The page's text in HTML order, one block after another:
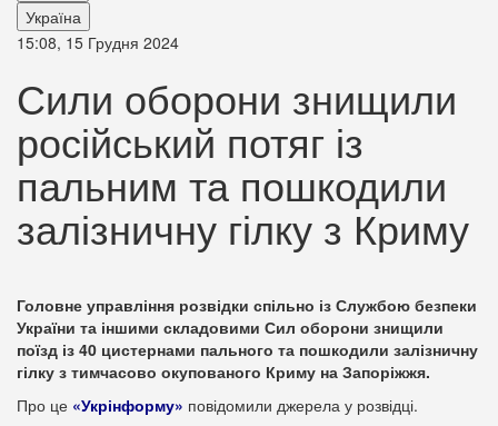
Україна
15:08, 15 Грудня 2024
Сили оборони знищили
російський потяг із
пальним та пошкодили
залізничну гілку з Криму
Головне управління розвідки спільно із Службою безпеки
України та іншими складовими Сил оборони знищили
поїзд із 40 цистернами пального та пошкодили залізничну
гілку з тимчасово окупованого Криму на Запоріжжя.
Про це «Укрінформу» повідомили джерела у розвідці.